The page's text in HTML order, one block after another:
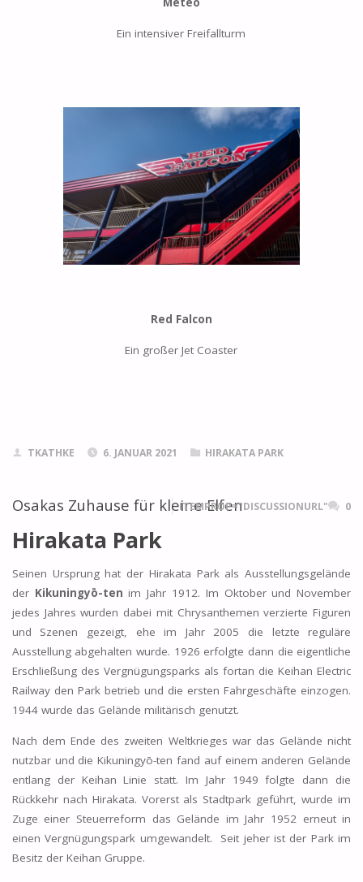
Ein intensiver Freifallturm
Red Falcon
Ein großer Jet Coaster
TKATHKE 6. JANUAR 2021 HIRAKATA PARK
Osakas Zuhause für kleine ElfenITEMPROP="DISCUSSIONURL" 0
Hirakata Park
Seinen Ursprung hat der Hirakata Park als Ausstellungsgelände
derKikuningyō-ten im Jahr 1912. Im Oktober und November
jedes Jahres wurden dabei mit Chrysanthemen verzierte Figuren
und Szenen gezeigt, ehe im Jahr 2005 die letzte reguläre
Ausstellung abgehalten wurde. 1926 erfolgte dann die eigentliche
Erschließung des Vergnügungsparks als fortan die Keihan Electric
Railway den Park betrieb und die ersten Fahrgeschäfte einzogen.
1944 wurde das Gelände militärisch genutzt.
Nach dem Ende des zweiten Weltkrieges war das Gelände nicht
nutzbar und die Kikuningyō-ten fand auf einem anderen Gelände
entlang der Keihan Linie statt. Im Jahr 1949 folgte dann die
Rückkehr nach Hirakata. Vorerst als Stadtpark geführt, wurde im
Zuge einer Steuerreform das Gelände im Jahr 1952 erneut in
einen Vergnügungspark umgewandelt. Seit jeher ist der Park im
Besitz der Keihan Gruppe.